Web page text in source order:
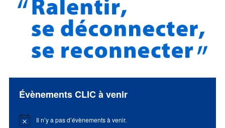
Évènements CLIC à venir
Notice Il n’y a pas d’évènements à venir.